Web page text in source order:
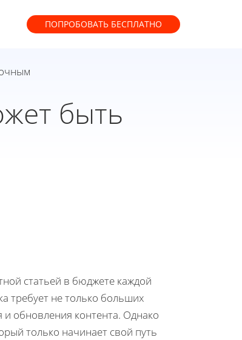
ПОПРОБОВАТЬ БЕСПЛАТНО
быть
статьей в бюджете каждой
требует не только больших
обновления контента. Однако
только начинает свой путь